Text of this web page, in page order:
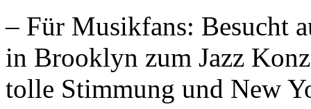
– Für Musikfans: Besucht
in Brooklyn zum Jazz
tolle Stimmung und New